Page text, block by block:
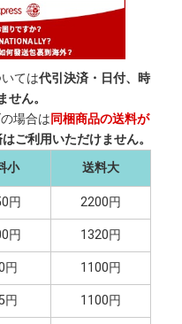
ては代引決済・日付、時
せん。
場合は同梱商品の送料が
ご利用いただけません。
小
送料大
円 2200円
円 1320円
円 1100円
円 1100円